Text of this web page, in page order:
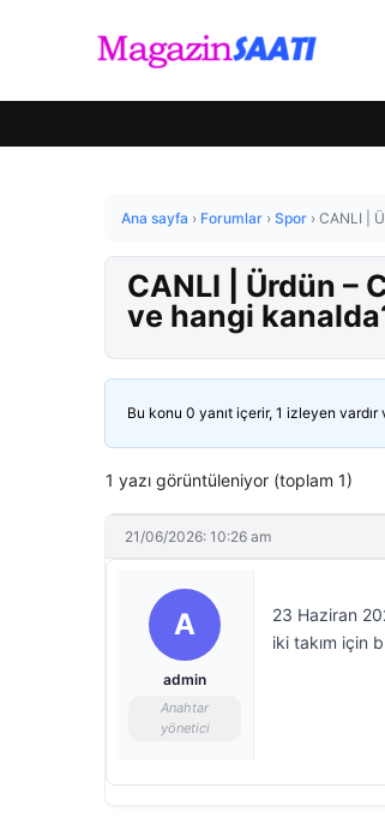
Ana sayfa › Forumlar › Spor › CANLI |
CANLI | Ürdün –
ve hangi
Bu konu 0 yanıt içerir, 1 izleyen vardır
1 yazı görüntüleniyor (toplam 1)
21/06/2026: 10:26 am
A
admin
Anahtar
yönetici
23 Haziran
iki takım için